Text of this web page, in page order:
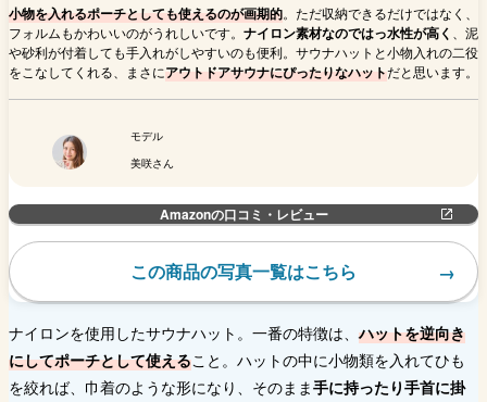
小物を入れるポーチとしても使えるのが画期的。ただ収納できるだけではなく、
フォルムもかわいいのがうれしいです。 ナイロン素材なのではっ水性が高く
、泥
や砂利が付着しても手入れがしやすいのも便利。サウナハットと小物入れの二役
をこなしてくれる、まさにアウトドアサウナにぴったりなハットだと思います。
モデル
美咲さん
Amazonの口コミ・レビュー
この商品の写真一覧はこちら
ナイロンを使用したサウナハット。一番の特徴は、ハットを逆向き
にしてポーチとして使えること。ハットの中に小物類を入れてひも
を絞れば、巾着のような形になり、そのまま手に持ったり手首に掛